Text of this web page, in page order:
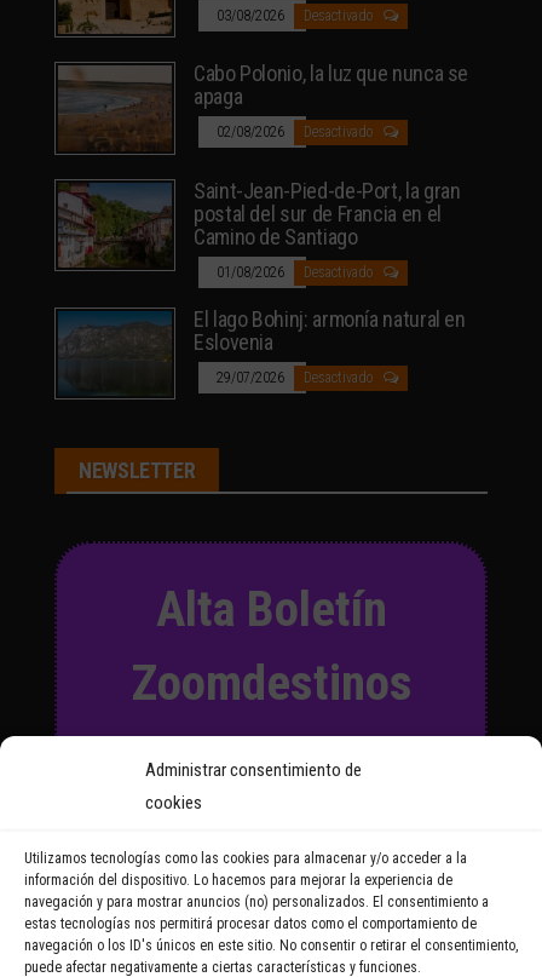
Administrar consentimiento de
cookies
Utilizamos tecnologías como las cookies para almacenar y/o acceder a la
información del dispositivo. Lo hacemos para mejorar la experiencia de
navegación y para mostrar anuncios (no) personalizados. El consentimiento a
estas tecnologías nos permitirá procesar datos como el comportamiento de
navegación o los ID's únicos en este sitio. No consentir o retirar el consentimiento,
puede afectar negativamente a ciertas características y funciones.
03/08/2026 Desactivado
Cabo Polonio, la luz que nunca se
apaga
02/08/2026 Desactivado
Saint-Jean-Pied-de-Port, la gran
postal del sur de Francia en el
Camino de Santiago
01/08/2026 Desactivado
El lago Bohinj: armonía natural en
Eslovenia
29/07/2026 Desactivado
NEWSLETTER
Alta Boletín
Zoomdestinos
y recibirás regularmente las
noticias y reportajes que
Email Address